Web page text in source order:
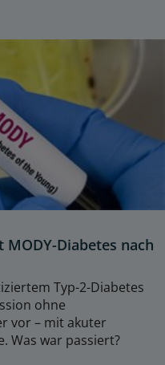
Diabetes nach
Typ-2-Diabetes
ohne
vor – mit akuter
Was war passiert?